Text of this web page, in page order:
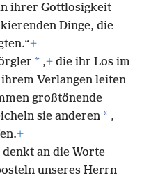
ihrer Gottlosigkeit
Dinge, die
+
* ,+ die ihr Los im
Verlangen leiten
großtönende
sie anderen * ,
+
an die Worte
unseres Herrn